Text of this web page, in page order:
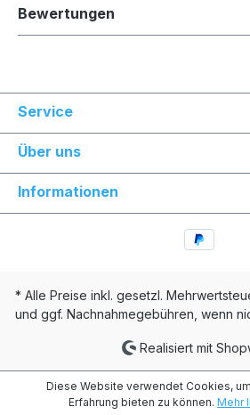
Bewertungen
Service
Über uns
Informationen
* Alle Preise inkl. gesetzl.
und ggf. Nachnahmegebühren, wenn
Realisiert mit
Diese Website verwendet Cookies,
Erfahrung bieten zu können. Mehr